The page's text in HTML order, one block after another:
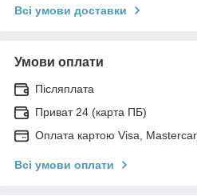
Всі умови доставки
Умови оплати
Післяплата
Приват 24 (карта ПБ)
Оплата картою Visa,
Всі умови оплати